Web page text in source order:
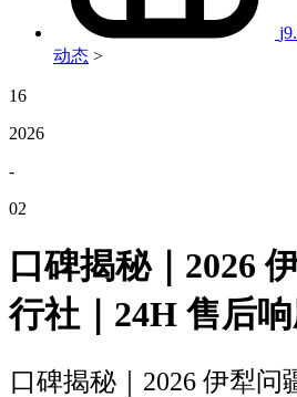
动态 >
16
2026
-
02
口碑揭秘｜2026
行社｜24H 售后
口碑揭秘｜2026 伊犁问